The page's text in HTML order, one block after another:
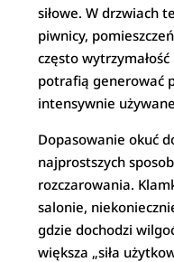
siłowe. W drzwiach
piwnicy,
często
potrafią generować
intensywnie
Dopasowanie okuć
najprostszych
rozczarowania.
salonie,
gdzie dochodzi
większa „siła